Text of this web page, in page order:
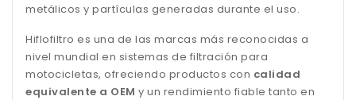
metálicos y partículas generadas durante el uso.
Hiflofiltro es una de las marcas más reconocidas a
nivel mundial en sistemas de filtración para
motocicletas, ofreciendo productos con calidad
equivalente a OEM y un rendimiento fiable tanto en